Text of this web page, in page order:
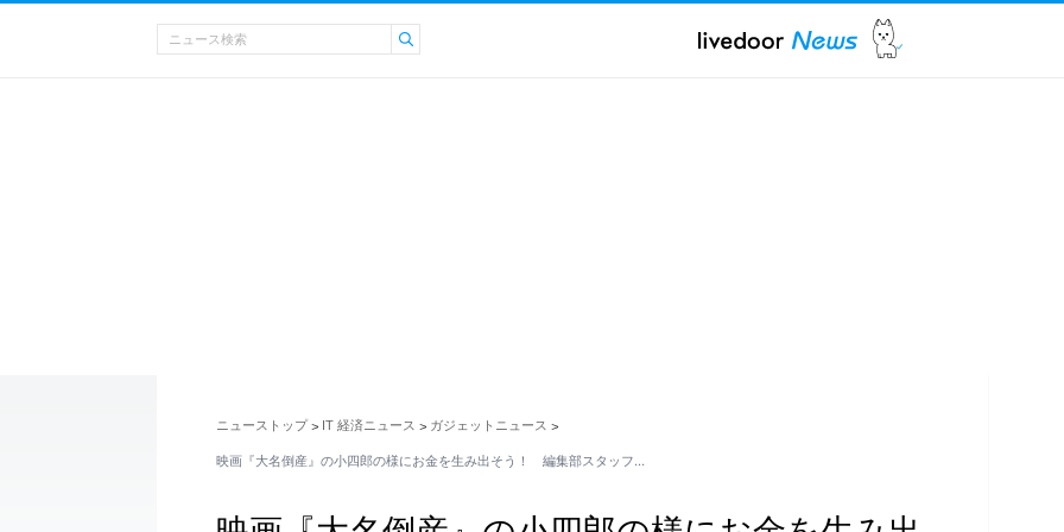
ニューストップ > IT 経済ニュース > ガジェットニュース >
映画『大名倒産』の小四郎の様にお金を生み出そう！ 編集部スタッフ…